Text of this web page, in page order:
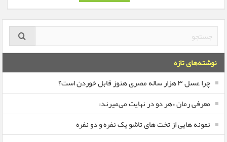
نوشته‌های تازه
چرا عسل ۳ هزار ساله‌ مصری هنوز قابل خوردن است؟
معرفی رمان «هر دو در نهایت می‌میرند»
نمونه هایی از تخت های تاشو یک نفره و دو نفره